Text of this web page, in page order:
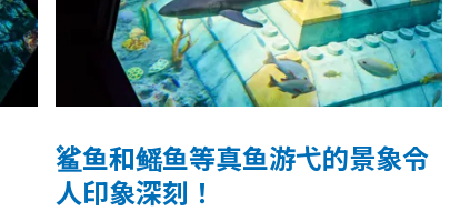
鲨鱼和鳐鱼等真鱼游弋的景象令
人印象深刻！